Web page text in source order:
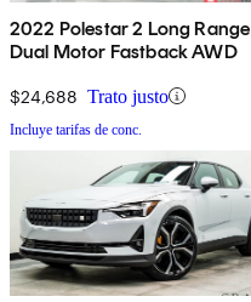
2022 Polestar 2 Long Range
Dual Motor Fastback AWD
$24,688 Trato justo
Incluye tarifas de conc.